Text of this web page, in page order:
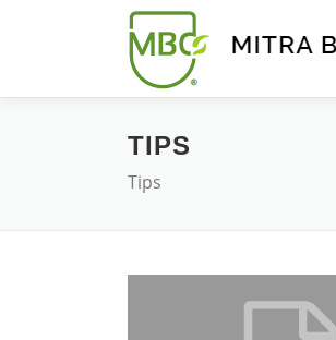
TIPS
Tips